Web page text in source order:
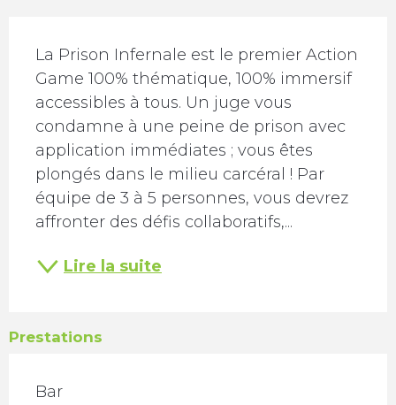
Description
La Prison Infernale est le premier Action
Game 100% thématique, 100% immersif
accessibles à tous. Un juge vous
condamne à une peine de prison avec
application immédiates ; vous êtes
plongés dans le milieu carcéral ! Par
équipe de 3 à 5 personnes, vous devrez
affronter des défis collaboratifs,...
Lire la suite
Prestations
Bar